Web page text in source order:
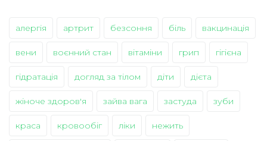
алергія артрит безсоння біль вакцинація
вени воєнний стан вітаміни грип гігієна
гідратація догляд за тілом діти дієта
жіноче здоров'я зайва вага застуда зуби
краса кровообіг ліки нежить